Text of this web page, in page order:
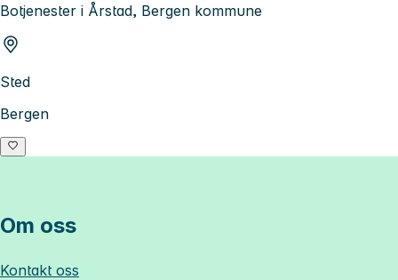
Botjenester i Årstad, Bergen kommune
Sted
Bergen
Om oss
Kontakt oss